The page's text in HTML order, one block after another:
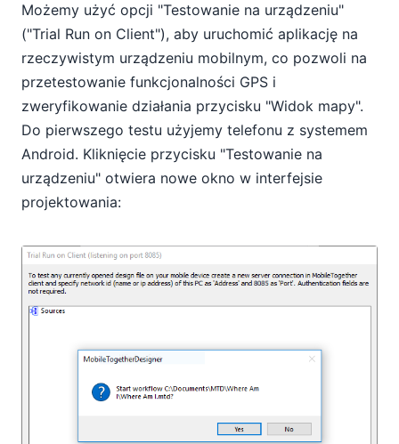
Możemy użyć opcji "Testowanie na urządzeniu"
("Trial Run on Client"), aby uruchomić aplikację na
rzeczywistym urządzeniu mobilnym, co pozwoli na
przetestowanie funkcjonalności GPS i
zweryfikowanie działania przycisku "Widok mapy".
Do pierwszego testu użyjemy telefonu z systemem
Android. Kliknięcie przycisku "Testowanie na
urządzeniu" otwiera nowe okno w interfejsie
projektowania: